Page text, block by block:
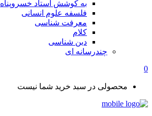
به کوشش استاد خسروپناه
فلسفه علوم انسانی
معرفت شناسی
کلام
دین شناسی
چندرسانه ای
0
محصولی در سبد خرید شما نیست